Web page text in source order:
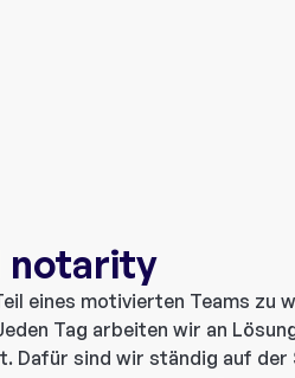
notarity
eines motivierten Teams zu
Tag arbeiten wir an
Dafür sind wir ständig auf der